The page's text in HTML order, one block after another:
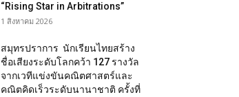
“Rising Star in Arbitrations”
1 สิงหาคม 2026
สมุทรปราการ นักเรียนไทยสร้าง
ชื่อเสียงระดับโลกคว้า 127 รางวัล
จากเวทีแข่งขันคณิตศาสตร์และ
คณิตคิดเร็วระดับนานาชาติ ครั้งที่